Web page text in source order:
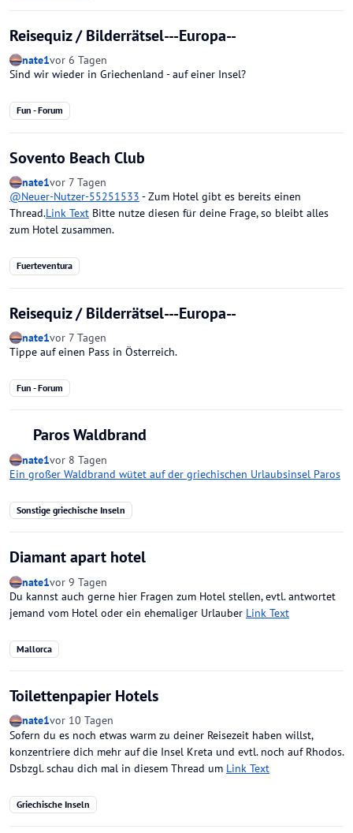
Reisequiz / Bilderrätsel---Europa--
nate1vor 6 Tagen
Sind wir wieder in Griechenland - auf einer Insel?
Fun - Forum
Sovento Beach Club
nate1vor 7 Tagen
@Neuer-Nutzer-55251533 - Zum Hotel gibt es bereits einen
Thread.Link Text Bitte nutze diesen für deine Frage, so bleibt alles
zum Hotel zusammen.
Fuerteventura
Reisequiz / Bilderrätsel---Europa--
nate1vor 7 Tagen
Tippe auf einen Pass in Österreich.
Fun - Forum
Paros Waldbrand
nate1vor 8 Tagen
Ein großer Waldbrand wütet auf der griechischen Urlaubsinsel Paros
Sonstige griechische Inseln
Diamant apart hotel
nate1vor 9 Tagen
Du kannst auch gerne hier Fragen zum Hotel stellen, evtl. antwortet
jemand vom Hotel oder ein ehemaliger Urlauber Link Text
Mallorca
Toilettenpapier Hotels
nate1vor 10 Tagen
Sofern du es noch etwas warm zu deiner Reisezeit haben willst,
konzentriere dich mehr auf die Insel Kreta und evtl. noch auf Rhodos.
Dsbzgl. schau dich mal in diesem Thread um Link Text
Griechische Inseln